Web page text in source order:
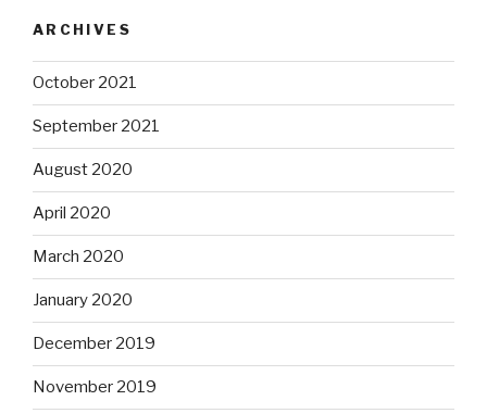
ARCHIVES
October 2021
September 2021
August 2020
April 2020
March 2020
January 2020
December 2019
November 2019